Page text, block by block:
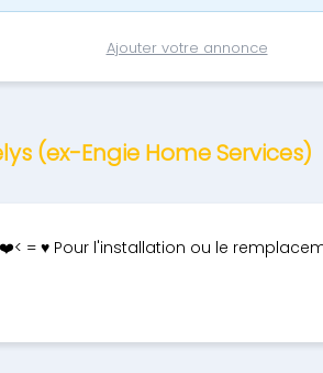
Ajouter votre annonce
(ex-Engie Home Services)
❤️< = ♥ Pour l'installation ou le